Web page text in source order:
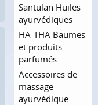
Santulan Huiles
ayurvédiques
HA-THA Baumes
et produits
parfumés
Accessoires de
massage
ayurvédique